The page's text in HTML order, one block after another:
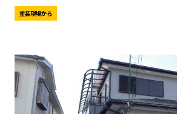
塗装現場から